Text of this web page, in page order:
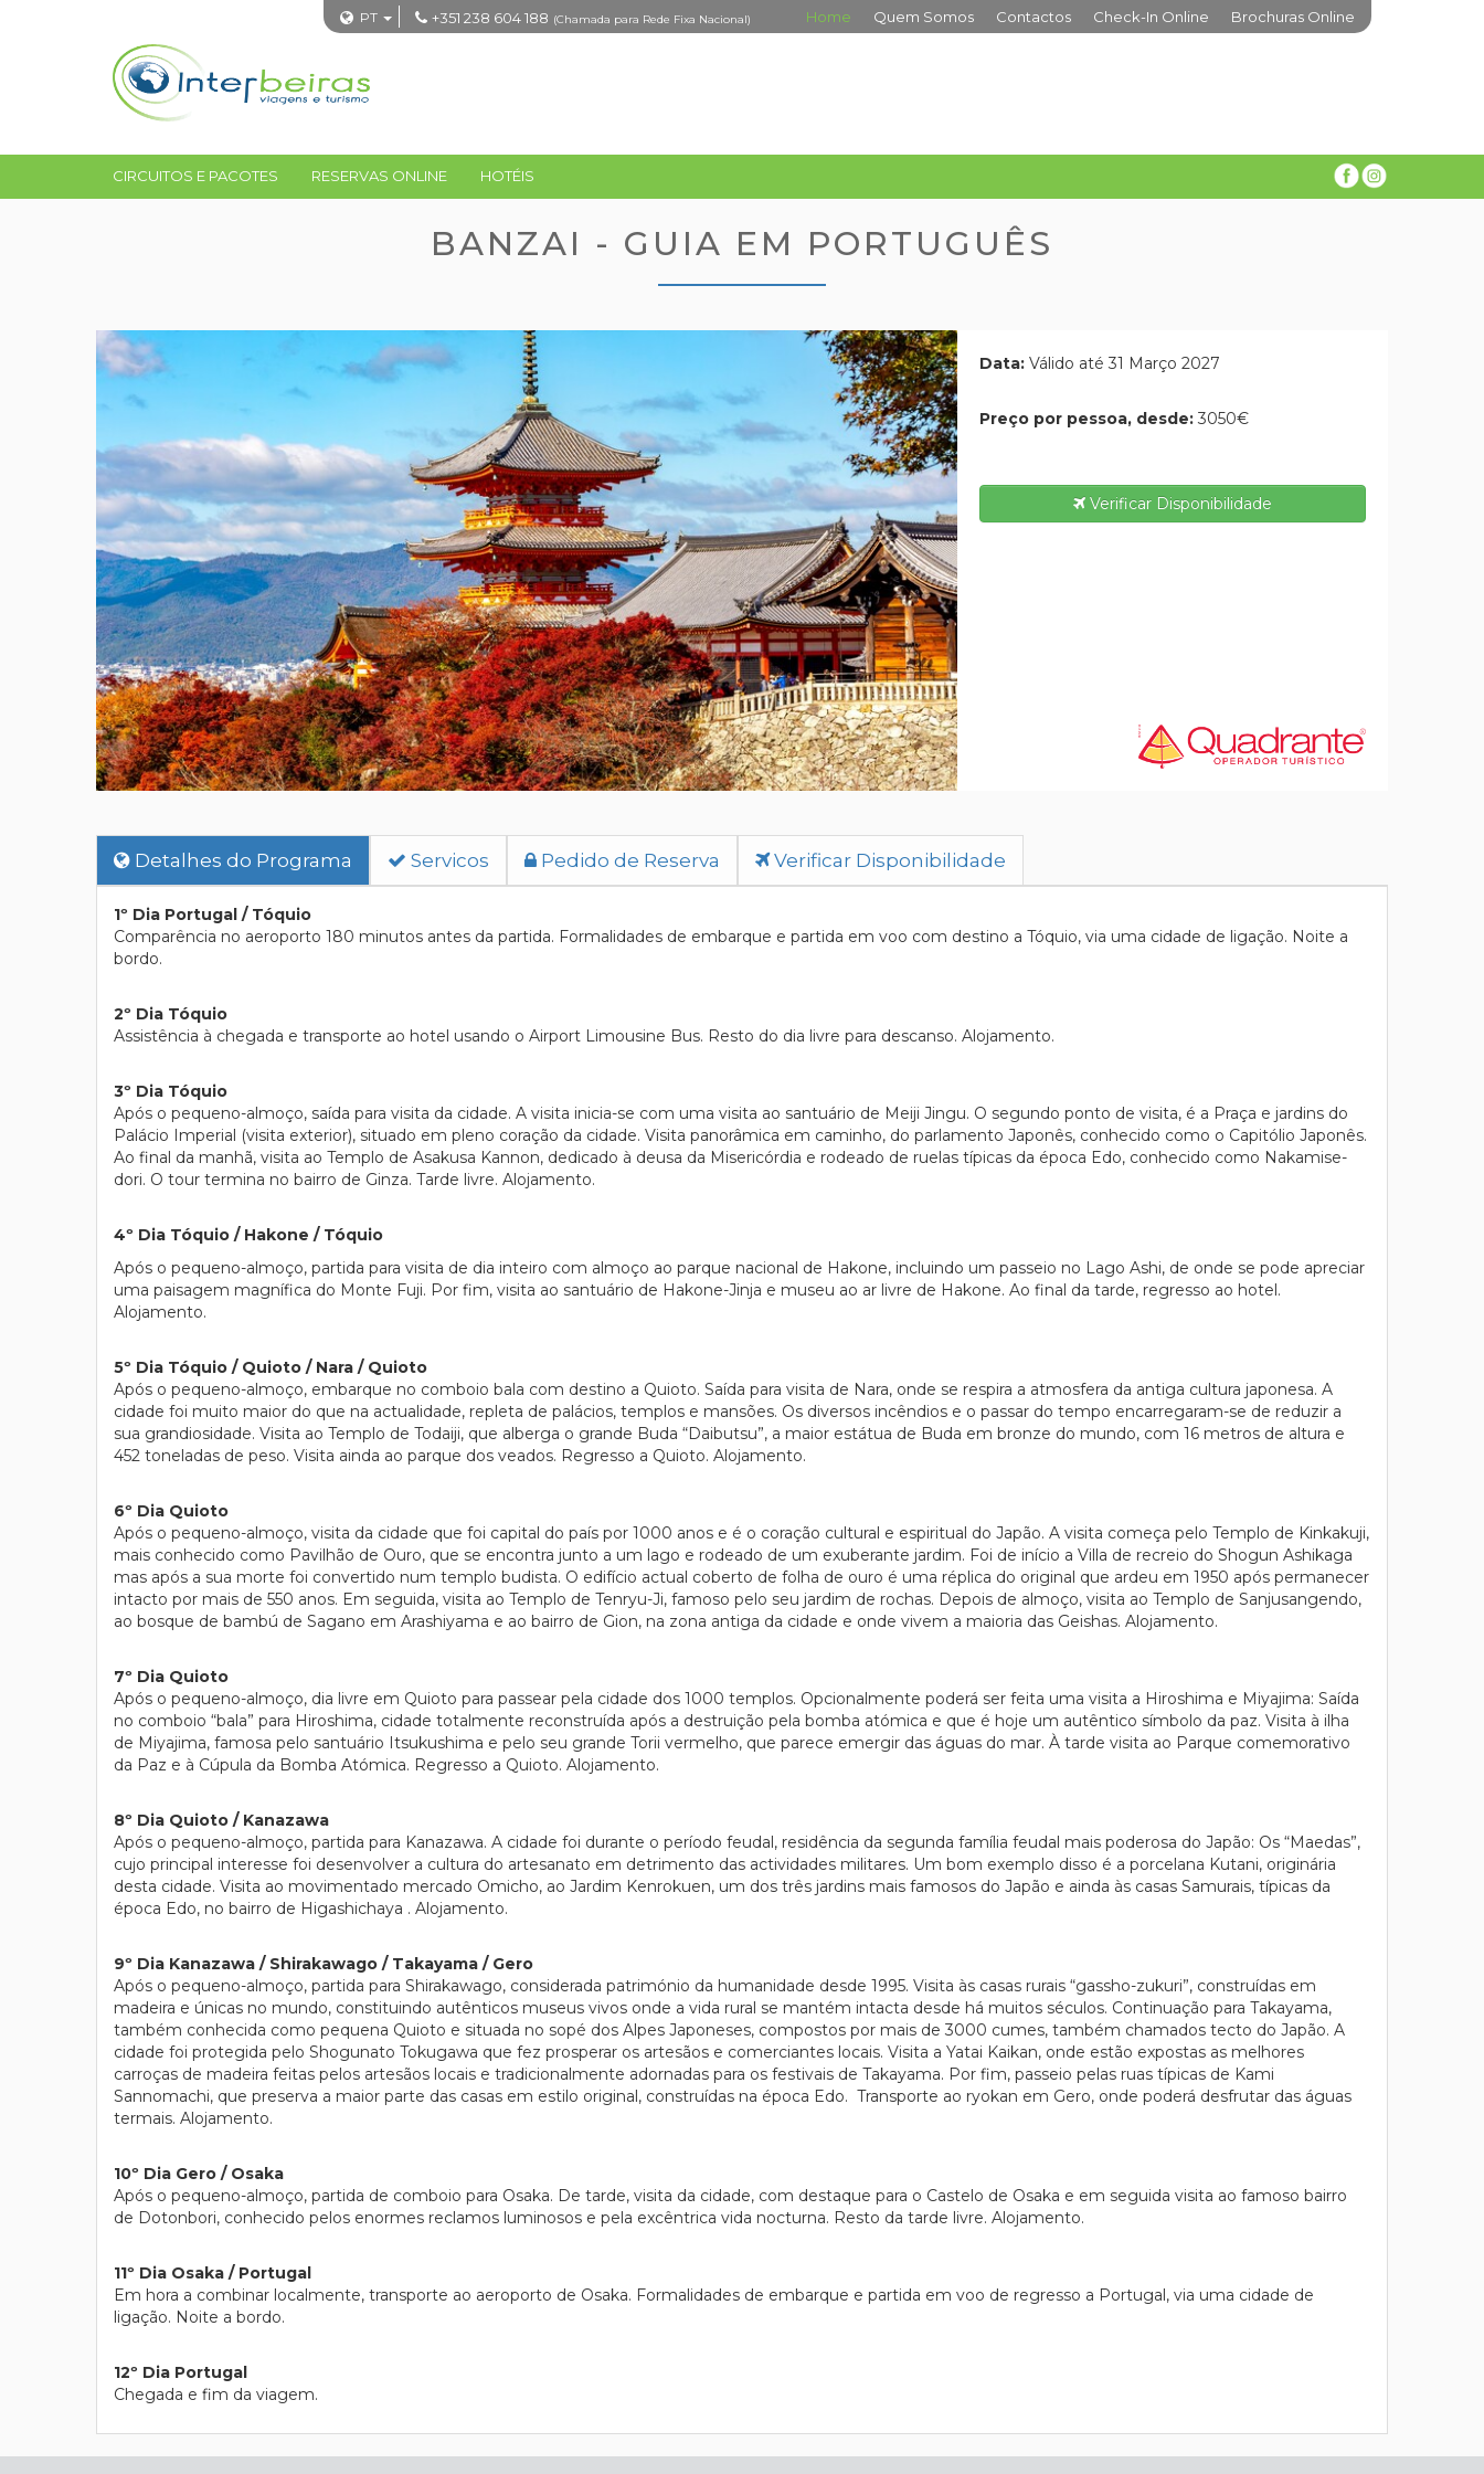
PT +351 238 604 188 (Chamada para Rede Fixa Nacional) Home Quem Somos Contactos Check-In Online Brochuras Online
CIRCUITOS E PACOTES RESERVAS ONLINE HOTÉIS
BANZAI - GUIA EM PORTUGUÊS
Data: Válido até 31 Março 2027
Preço por pessoa, desde: 3050€
Verificar Disponibilidade
Detalhes do Programa Servicos Pedido de Reserva Verificar Disponibilidade
1º Dia Portugal / Tóquio
Comparência no aeroporto 180 minutos antes da partida. Formalidades de embarque e partida em voo com destino a Tóquio, via uma cidade de ligação. Noite a
bordo.
2º Dia Tóquio
Assistência à chegada e transporte ao hotel usando o Airport Limousine Bus. Resto do dia livre para descanso. Alojamento.
3º Dia Tóquio
Após o pequeno-almoço, saída para visita da cidade. A visita inicia-se com uma visita ao santuário de Meiji Jingu. O segundo ponto de visita, é a Praça e jardins do
Palácio Imperial (visita exterior), situado em pleno coração da cidade. Visita panorâmica em caminho, do parlamento Japonês, conhecido como o Capitólio Japonês.
Ao final da manhã, visita ao Templo de Asakusa Kannon, dedicado à deusa da Misericórdia e rodeado de ruelas típicas da época Edo, conhecido como Nakamise-
dori. O tour termina no bairro de Ginza. Tarde livre. Alojamento.
4º Dia Tóquio / Hakone / Tóquio
Após o pequeno-almoço, partida para visita de dia inteiro com almoço ao parque nacional de Hakone, incluindo um passeio no Lago Ashi, de onde se pode apreciar
uma paisagem magnífica do Monte Fuji. Por fim, visita ao santuário de Hakone-Jinja e museu ao ar livre de Hakone. Ao final da tarde, regresso ao hotel.
Alojamento.
5º Dia Tóquio / Quioto / Nara / Quioto
Após o pequeno-almoço, embarque no comboio bala com destino a Quioto. Saída para visita de Nara, onde se respira a atmosfera da antiga cultura japonesa. A
cidade foi muito maior do que na actualidade, repleta de palácios, templos e mansões. Os diversos incêndios e o passar do tempo encarregaram-se de reduzir a
sua grandiosidade. Visita ao Templo de Todaiji, que alberga o grande Buda “Daibutsu”, a maior estátua de Buda em bronze do mundo, com 16 metros de altura e
452 toneladas de peso. Visita ainda ao parque dos veados. Regresso a Quioto. Alojamento.
6º Dia Quioto
Após o pequeno-almoço, visita da cidade que foi capital do país por 1000 anos e é o coração cultural e espiritual do Japão. A visita começa pelo Templo de Kinkakuji,
mais conhecido como Pavilhão de Ouro, que se encontra junto a um lago e rodeado de um exuberante jardim. Foi de início a Villa de recreio do Shogun Ashikaga
mas após a sua morte foi convertido num templo budista. O edifício actual coberto de folha de ouro é uma réplica do original que ardeu em 1950 após permanecer
intacto por mais de 550 anos. Em seguida, visita ao Templo de Tenryu-Ji, famoso pelo seu jardim de rochas. Depois de almoço, visita ao Templo de Sanjusangendo,
ao bosque de bambú de Sagano em Arashiyama e ao bairro de Gion, na zona antiga da cidade e onde vivem a maioria das Geishas. Alojamento.
7º Dia Quioto
Após o pequeno-almoço, dia livre em Quioto para passear pela cidade dos 1000 templos. Opcionalmente poderá ser feita uma visita a Hiroshima e Miyajima: Saída
no comboio “bala” para Hiroshima, cidade totalmente reconstruída após a destruição pela bomba atómica e que é hoje um autêntico símbolo da paz. Visita à ilha
de Miyajima, famosa pelo santuário Itsukushima e pelo seu grande Torii vermelho, que parece emergir das águas do mar. À tarde visita ao Parque comemorativo
da Paz e à Cúpula da Bomba Atómica. Regresso a Quioto. Alojamento.
8º Dia Quioto / Kanazawa
Após o pequeno-almoço, partida para Kanazawa. A cidade foi durante o período feudal, residência da segunda família feudal mais poderosa do Japão: Os “Maedas”,
cujo principal interesse foi desenvolver a cultura do artesanato em detrimento das actividades militares. Um bom exemplo disso é a porcelana Kutani, originária
desta cidade. Visita ao movimentado mercado Omicho, ao Jardim Kenrokuen, um dos três jardins mais famosos do Japão e ainda às casas Samurais, típicas da
época Edo, no bairro de Higashichaya . Alojamento.
9º Dia Kanazawa / Shirakawago / Takayama / Gero
Após o pequeno-almoço, partida para Shirakawago, considerada património da humanidade desde 1995. Visita às casas rurais “gassho-zukuri”, construídas em
madeira e únicas no mundo, constituindo autênticos museus vivos onde a vida rural se mantém intacta desde há muitos séculos. Continuação para Takayama,
também conhecida como pequena Quioto e situada no sopé dos Alpes Japoneses, compostos por mais de 3000 cumes, também chamados tecto do Japão. A
cidade foi protegida pelo Shogunato Tokugawa que fez prosperar os artesãos e comerciantes locais. Visita a Yatai Kaikan, onde estão expostas as melhores
carroças de madeira feitas pelos artesãos locais e tradicionalmente adornadas para os festivais de Takayama. Por fim, passeio pelas ruas típicas de Kami
Sannomachi, que preserva a maior parte das casas em estilo original, construídas na época Edo. Transporte ao ryokan em Gero, onde poderá desfrutar das águas
termais. Alojamento.
10º Dia Gero / Osaka
Após o pequeno-almoço, partida de comboio para Osaka. De tarde, visita da cidade, com destaque para o Castelo de Osaka e em seguida visita ao famoso bairro
de Dotonbori, conhecido pelos enormes reclamos luminosos e pela excêntrica vida nocturna. Resto da tarde livre. Alojamento.
11º Dia Osaka / Portugal
Em hora a combinar localmente, transporte ao aeroporto de Osaka. Formalidades de embarque e partida em voo de regresso a Portugal, via uma cidade de
ligação. Noite a bordo.
12º Dia Portugal
Chegada e fim da viagem.